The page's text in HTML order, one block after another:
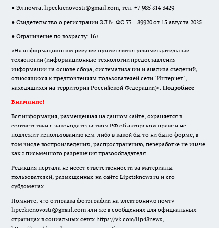
● Эл.почта: lipeckienovosti@gmail.com, тел: +7 985 814 3429
● Свидетельство о регистрации ЭЛ № ФС 77 – 89920 от 15 августа 2025
● Ограничение по возрасту: 16+
«На информационном ресурсе применяются рекомендательные
технологии (информационные технологии предоставления
информации на основе сбора, систематизации и анализа сведений,
относящихся к предпочтениям пользователей сети "Интернет",
находящихся на территории Российской Федерации)». Подробнее
Внимание!
Вся информация, размещенная на данном сайте, охраняется в
соответствии с законодательством РФ об авторском праве и не
подлежит использованию кем-либо в какой бы то ни было форме, в
том числе воспроизведению, распространению, переработке не иначе
как с письменного разрешения правообладателя.
Редакция портала не несет ответственности за материалы
пользователей, размещенные на сайте Lipetsknews.ru и его
субдоменах.
Помните, что отправка фотографии на электронную почту
lipeckienovosti@gmail.com или же в сообщениях для официальных
страницах в социальных сетях https://vk.com/lip48news,